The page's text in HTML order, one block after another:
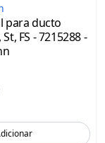
para ducto
FS - 7215288 -